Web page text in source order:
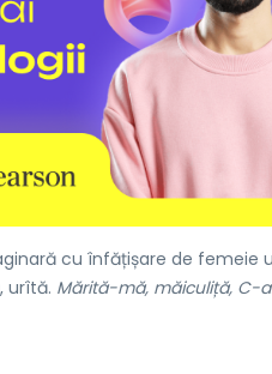
cu înfățișare de femeie
urîtă. Mărită-mă, măiculiță, C-